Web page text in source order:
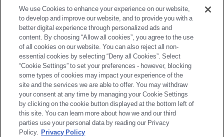
事業・製品
研究開発
サステナビリティ
採用情報
サイトマップ
We use Cookies to enhance your experience on our website,
to develop and improve our website, and to provide you with a
better digital experience through personalized ads and
content. By choosing “Allow all cookies”, you agree to the use
of all cookies on our website. You can also reject all non-
essential cookies by selecting “Deny all Cookies”. Select
“Cookie Settings” to set your preferences - however, blocking
some types of cookies may impact your experience of the
site and the services we are able to offer. You may withdraw
your consent at any time by managing your Cookie Settings
by clicking on the cookie button displayed at the bottom left of
this site. You can learn more about how we and our third
parties use your personal data by reading our Privacy
Policy. Privacy Policy